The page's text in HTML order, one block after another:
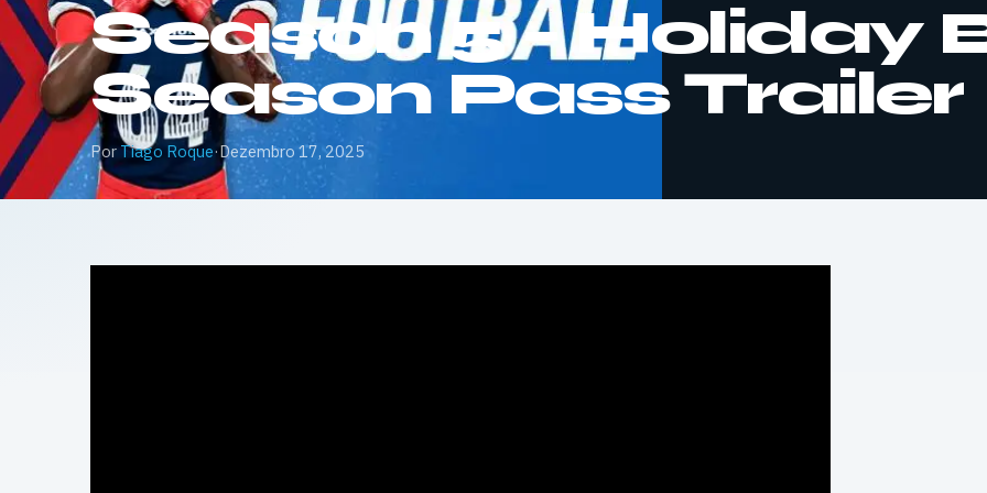
Season 5 – Holiday
Season Pass Trailer
PorTiago Roque·Dezembro 17, 2025